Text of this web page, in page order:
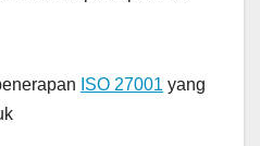
ISO 27001 yang